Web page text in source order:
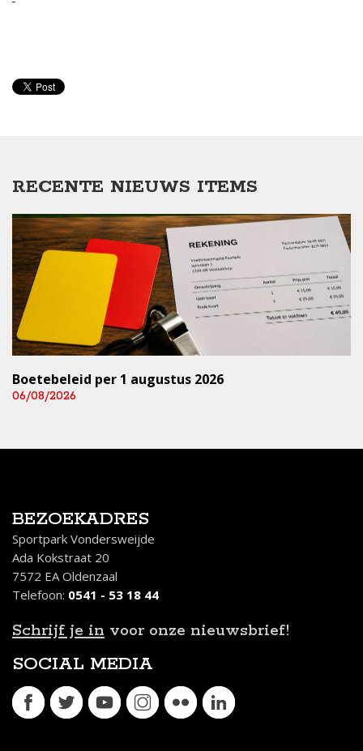
RECENTE NIEUWS ITEMS
Boetebeleid per 1 augustus 2026
06/08/2026
BEZOEKADRES
Sportpark Vondersweijde
Ada Kokstraat 20
7572 EA Oldenzaal
Telefoon: 0541 - 53 18 44
Schrijf je in voor onze nieuwsbrief!
SOCIAL MEDIA